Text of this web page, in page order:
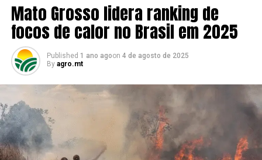
Mato Grosso lidera ranking de
focos de calor no Brasil em 2025
Published 1 ano agoon 4 de agosto de 2025
By agro.mt